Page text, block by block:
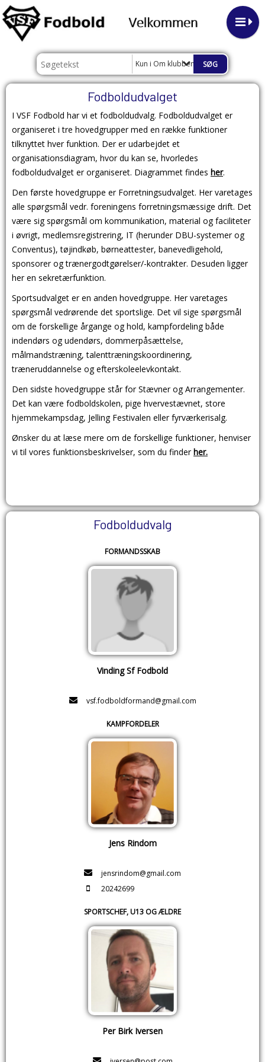
Kun i Om klubben
Fodboldudvalget
I VSF Fodbold har vi et fodboldudvalg. Fodboldudvalget er
organiseret i tre hovedgrupper med en række funktioner
tilknyttet hver funktion. Der er udarbejdet et
organisationsdiagram, hvor du kan se, hvorledes
fodboldudvalget er organiseret. Diagrammet findes her.
Den første hovedgruppe er Forretningsudvalget. Her varetages
alle spørgsmål vedr. foreningens forretningsmæssige drift. Det
være sig spørgsmål om kommunikation, material og faciliteter
i øvrigt, medlemsregistrering, IT (herunder DBU-systemer og
Conventus), tøjindkøb, børneattester, banevedligehold,
sponsorer og trænergodtgørelser/-kontrakter. Desuden ligger
her en sekretærfunktion.
Sportsudvalget er en anden hovedgruppe. Her varetages
spørgsmål vedrørende det sportslige. Det vil sige spørgsmål
om de forskellige årgange og hold, kampfordeling både
indendørs og udendørs, dommerpåsættelse,
målmandstræning, talenttræningskoordinering,
træneruddannelse og efterskoleelevkontakt.
Den sidste hovedgruppe står for Stævner og Arrangementer.
Det kan være fodboldskolen, pige hvervestævnet, store
hjemmekampsdag, Jelling Festivalen eller fyrværkerisalg.
Ønsker du at læse mere om de forskellige funktioner, henviser
vi til vores funktionsbeskrivelser, som du finderher.
Fodboldudvalg
FORMANDSSKAB
Vinding Sf Fodbold
vsf.fodboldformand@gmail.com
KAMPFORDELER
Jens Rindom
jensrindom@gmail.com
20242699
SPORTSCHEF, U13 OG ÆLDRE
Per Birk Iversen